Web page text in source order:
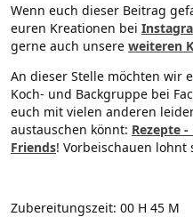
Wenn euch dieser Beitrag
euren Kreationen bei
gerne auch unsere weiteren
An dieser Stelle möchten wir
Koch- und Backgruppe bei
euch mit vielen anderen
austauschen könnt: Rezepte
Friends! Vorbeischauen lohnt
Zubereitungszeit: 00 H 45 M